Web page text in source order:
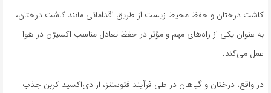
کاشت درختان و حفظ محیط زیست از طریق اقداماتی مانند کاشت درختان،
به عنوان یکی از راه‌های مهم و مؤثر در حفظ تعادل مناسب اکسیژن در هوا
عمل می‌کند.
در واقع، درختان و گیاهان در طی فرآیند فتوسنتز، از دی‌اکسید کربن جذب